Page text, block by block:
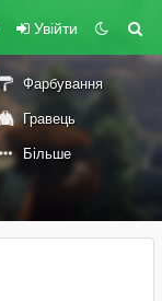
Увійти
Фарбування
Гравець
Більше